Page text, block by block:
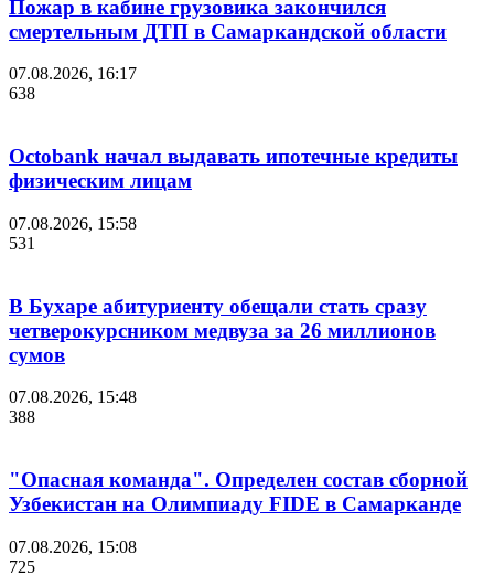
Пожар в кабине грузовика закончился
смертельным ДТП в Самаркандской области
07.08.2026, 16:17
638
Octobank начал выдавать ипотечные кредиты
физическим лицам
07.08.2026, 15:58
531
В Бухаре абитуриенту обещали стать сразу
четверокурсником медвуза за 26 миллионов
сумов
07.08.2026, 15:48
388
"Опасная команда". Определен состав сборной
Узбекистан на Олимпиаду FIDE в Самарканде
07.08.2026, 15:08
725